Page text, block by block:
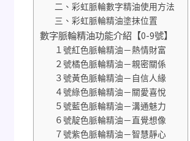
二、彩虹脈輪數字精油使用方法
三、彩虹脈輪精油塗抹位置
數字脈輪精油功能介紹【0-9號】
１號紅色脈輪精油－熱情財富
２號橘色脈輪精油－親密關係
３號黃色脈輪精油－自信人緣
４號綠色脈輪精油－關愛喜悅
５號藍色脈輪精油－溝通魅力
６號靛色脈輪精油－直覺想像
７號紫色脈輪精油－智慧靜心